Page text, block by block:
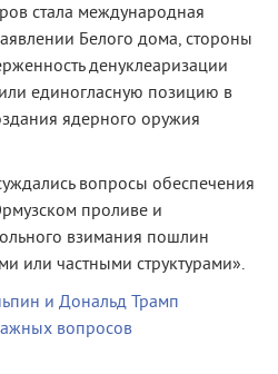
стала международная
Белого дома, стороны
денуклеаризации
единогласную позицию в
ядерного оружия
вопросы обеспечения
проливе и
взимания пошлин
или частными структурами».
и Дональд Трамп
вопросов